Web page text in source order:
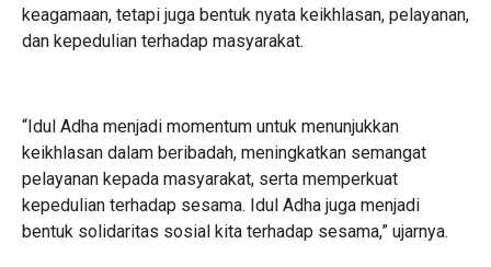
keagamaan, tetapi juga bentuk nyata keikhlasan, pelayanan,
dan kepedulian terhadap masyarakat.
“Idul Adha menjadi momentum untuk menunjukkan
keikhlasan dalam beribadah, meningkatkan semangat
pelayanan kepada masyarakat, serta memperkuat
kepedulian terhadap sesama. Idul Adha juga menjadi
bentuk solidaritas sosial kita terhadap sesama,” ujarnya.